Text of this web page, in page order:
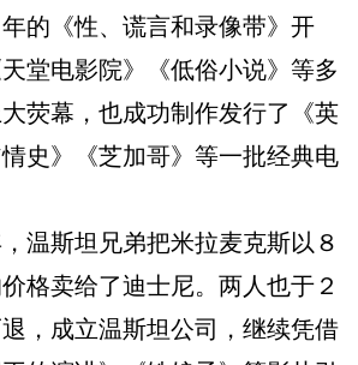
的《性、谎言和录像带》开
堂电影院》《低俗小说》等多
荧幕，也成功制作发行了《英
史》《芝加哥》等一批经典电
斯坦兄弟把米拉麦克斯以８
格卖给了迪士尼。两人也于２
，成立温斯坦公司，继续凭借